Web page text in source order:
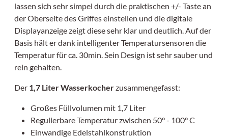
lassen sich sehr simpel durch die praktischen +/- Taste an
der Oberseite des Griffes einstellen und die digitale
Displayanzeige zeigt diese sehr klar und deutlich. Auf der
Basis hält er dank intelligenter Temperatursensoren die
Temperatur für ca. 30min. Sein Design ist sehr sauber und
rein gehalten.
Der 1,7 Liter Wasserkocherzusammengefasst:
Großes Füllvolumen mit 1,7 Liter
Regulierbare Temperatur zwischen 50° - 100° C
Einwandige Edelstahlkonstruktion